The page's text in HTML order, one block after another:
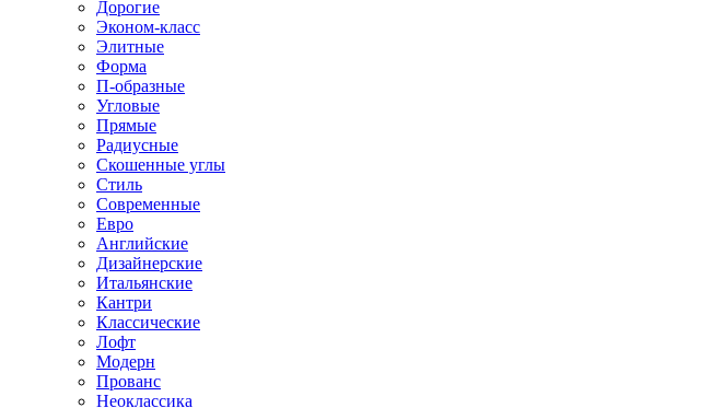
Дорогие
Эконом-класс
Элитные
Форма
П-образные
Угловые
Прямые
Радиусные
Скошенные углы
Стиль
Современные
Евро
Английские
Дизайнерские
Итальянские
Кантри
Классические
Лофт
Модерн
Прованс
Неоклассика